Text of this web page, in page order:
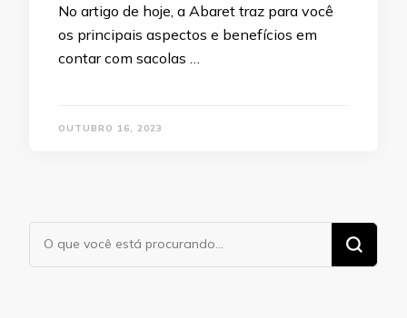
No artigo de hoje, a Abaret traz para você
os principais aspectos e benefícios em
contar com sacolas …
OUTUBRO 16, 2023
Procurando
algo?